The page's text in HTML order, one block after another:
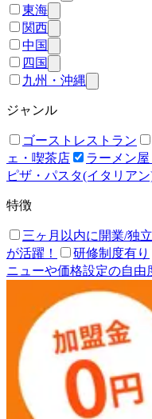
東海
関西
中国
四国
九州・沖縄
ジャンル
ゴーストレストラン
ェ・喫茶店
ラーメン
ピザ・パスタ(イタリア
特徴
三ヶ月以内に開業/独
が活躍！
研修制度有り
ニューや価格設定の自由